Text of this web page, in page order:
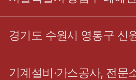
경기도 수원시 영통구 신
기계설비·가스공사, 전문